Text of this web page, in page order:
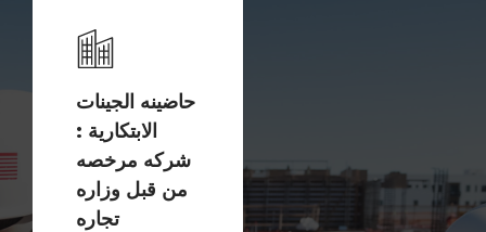
حاضينه الجينات
الابتكارية :
شركه مرخصه
من قبل وزاره
تجاره